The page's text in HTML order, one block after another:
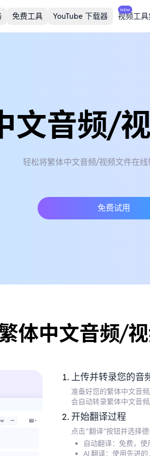
免费工具 YouTube 下载器
NEW
视频工
文音频/
轻松将繁体中文音频/视频文件在
免费试用
体中文音频/视
上传并转录您的音
准备好您的繁体中文音
会自动转录繁体中文音频
开始翻译过程
点击“翻译”按钮并选择
自动翻译：免费，使
AI 翻译：使用先进的